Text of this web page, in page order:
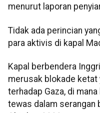
menurut laporan
Tidak ada perincian
para aktivis di kapal
Kapal berbendera
merusak blokade ketat
terhadap Gaza, di
tewas dalam serangan